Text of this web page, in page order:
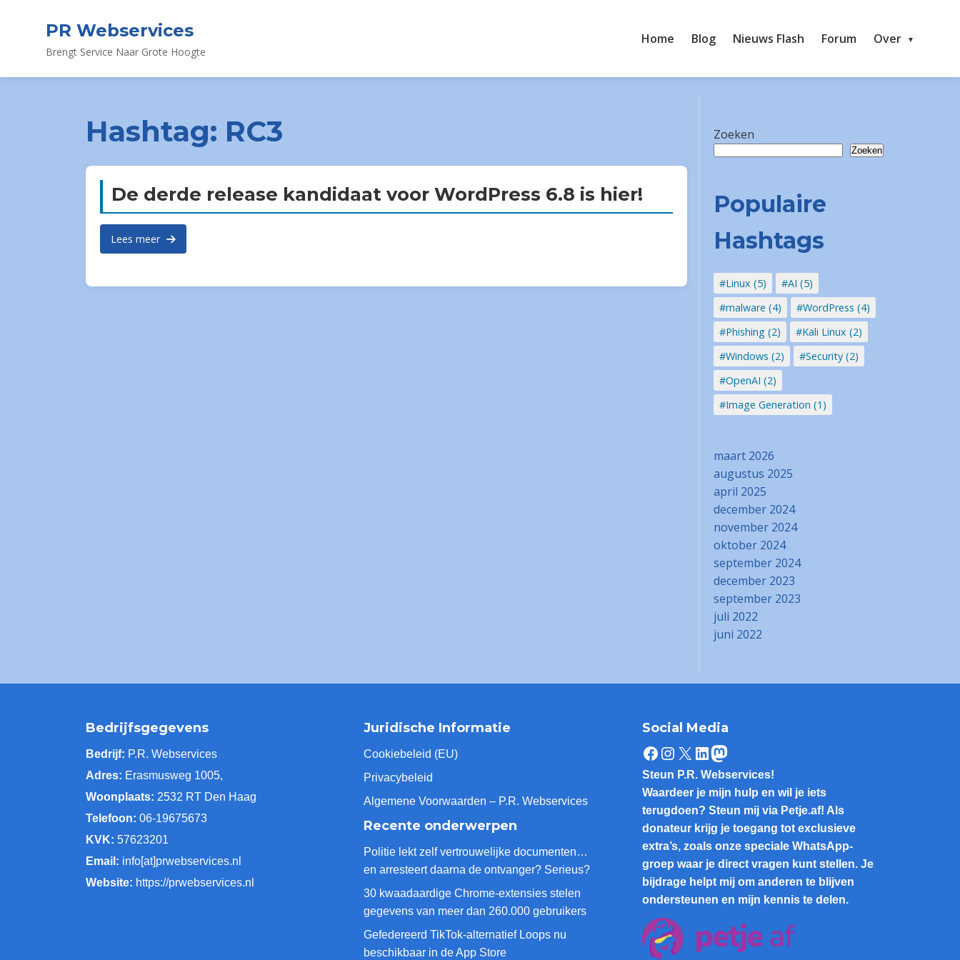
PR Webservices
Brengt Service Naar Grote Hoogte
Home Blog Nieuws Flash Forum Over
Hashtag: RC3
De derde release kandidaat voor WordPress 6.8 is hier!
Lees meer
Zoeken
Zoeken
Populaire
Hashtags
#Linux (5)
#AI (5)
#malware (4)
#WordPress (4)
#Phishing (2)
#Kali Linux (2)
#Windows (2)
#Security (2)
#OpenAI (2)
#Image Generation (1)
maart 2026
augustus 2025
april 2025
december 2024
november 2024
oktober 2024
september 2024
december 2023
september 2023
juli 2022
juni 2022
Bedrijfsgegevens
Bedrijf: P.R. Webservices
Adres: Erasmusweg 1005,
Woonplaats: 2532 RT Den Haag
Telefoon: 06-19675673
KVK: 57623201
Email: info[at]prwebservices.nl
Website: https://prwebservices.nl
Juridische Informatie
Cookiebeleid (EU)
Privacybeleid
Algemene Voorwaarden – P.R. Webservices
Recente onderwerpen
Politie lekt zelf vertrouwelijke documenten…
en arresteert daarna de ontvanger? Serieus?
30 kwaadaardige Chrome-extensies stelen
gegevens van meer dan 260.000 gebruikers
Gefedereerd TikTok-alternatief Loops nu
beschikbaar in de App Store
Social Media
Facebook
Instagram
X LinkedIn
Mastodon
Steun P.R. Webservices!
Waardeer je mijn hulp en wil je iets
terugdoen? Steun mij via Petje.af! Als
donateur krijg je toegang tot exclusieve
extra’s, zoals onze speciale WhatsApp-
groep waar je direct vragen kunt stellen. Je
bijdrage helpt mij om anderen te blijven
ondersteunen en mijn kennis te delen.